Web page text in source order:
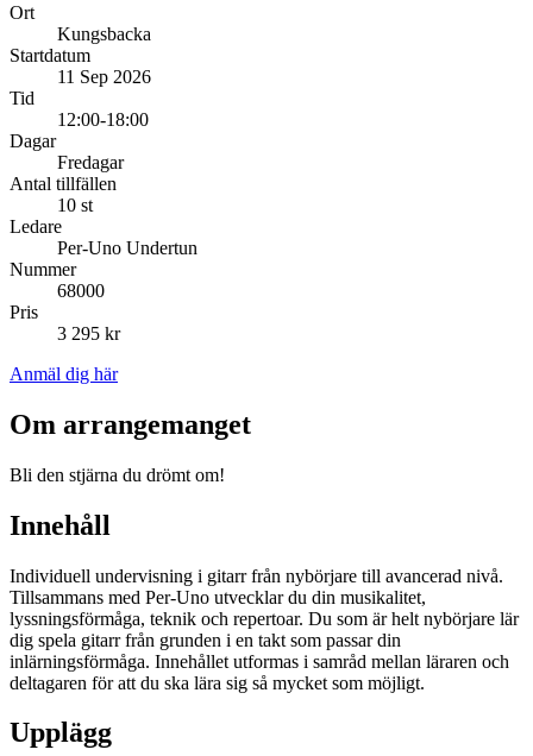
Ort
Kungsbacka
Startdatum
11 Sep 2026
Tid
12:00-18:00
Dagar
Fredagar
Antal tillfällen
10 st
Ledare
Per-Uno Undertun
Nummer
68000
Pris
3 295 kr
Anmäl dig här
Om arrangemanget
Bli den stjärna du drömt om!
Innehåll
Individuell undervisning i gitarr från nybörjare till avancerad nivå.
Tillsammans med Per-Uno utvecklar du din musikalitet,
lyssningsförmåga, teknik och repertoar. Du som är helt nybörjare lär
dig spela gitarr från grunden i en takt som passar din
inlärningsförmåga. Innehållet utformas i samråd mellan läraren och
deltagaren för att du ska lära sig så mycket som möjligt.
Upplägg